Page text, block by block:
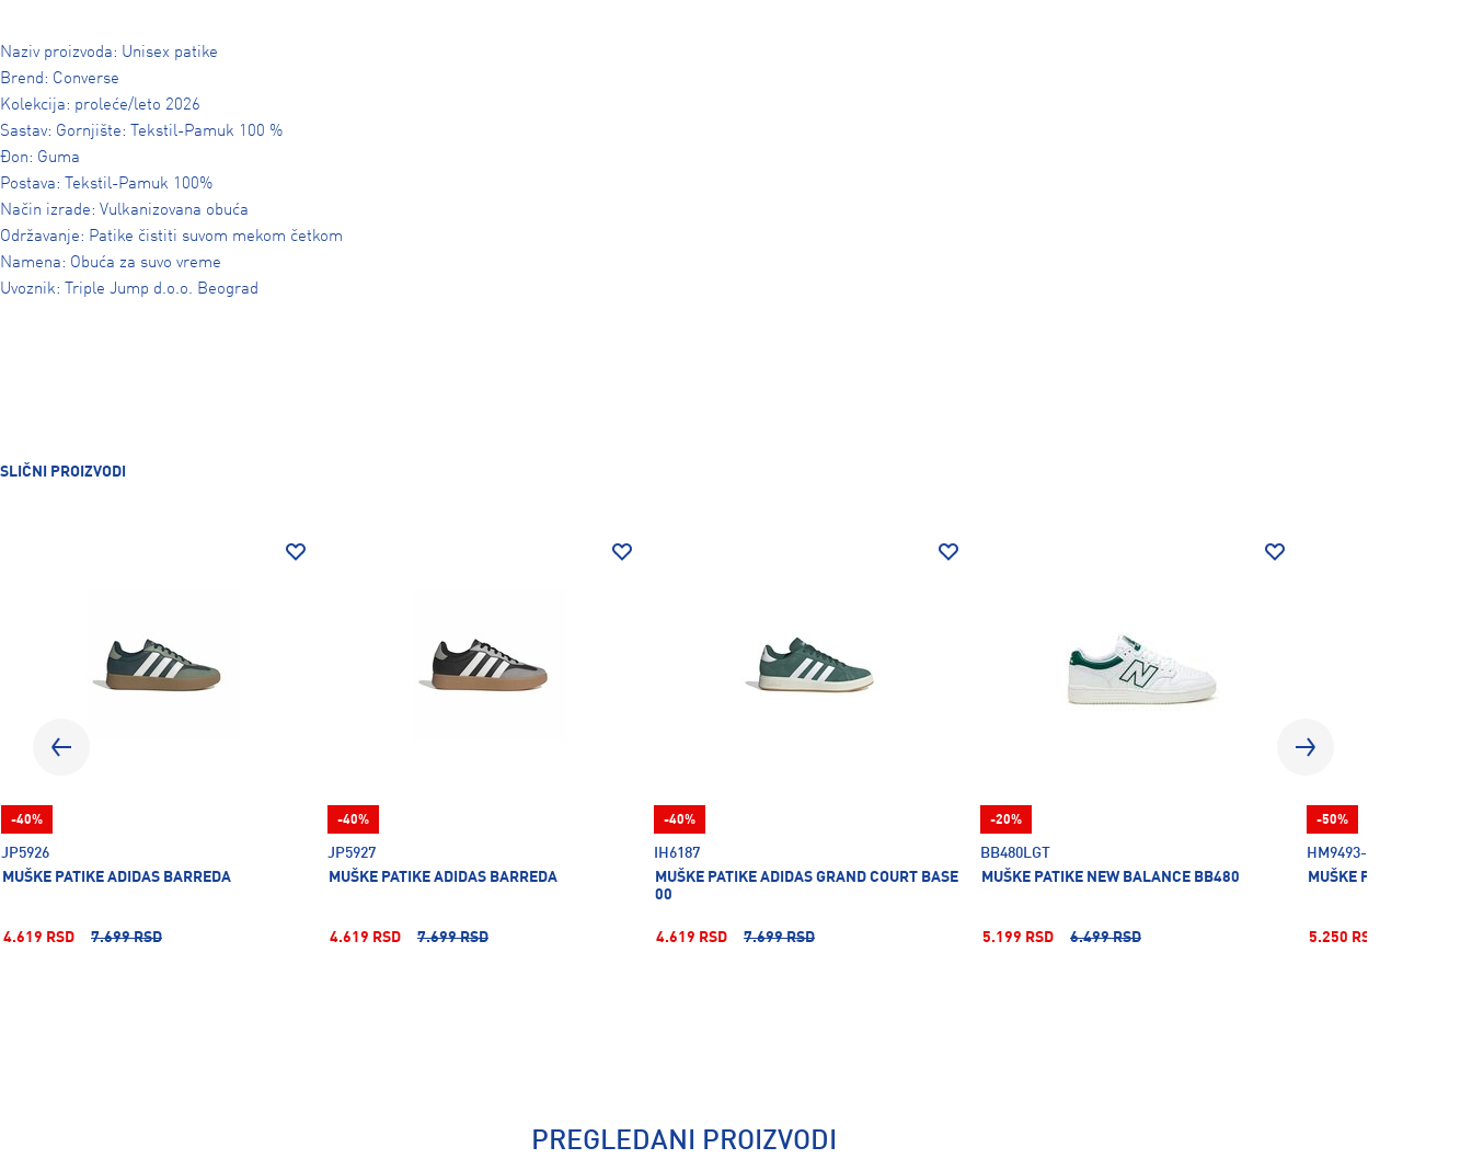
Naziv proizvoda: Unisex patike
Brend: Converse
Kolekcija: proleće/leto 2026
Sastav: Gornjište: Tekstil-Pamuk 100 %
Đon: Guma
Postava: Tekstil-Pamuk 100%
Način izrade: Vulkanizovana obuća
Održavanje: Patike čistiti suvom mekom četkom
Namena: Obuća za suvo vreme
Uvoznik: Triple Jump d.o.o. Beograd
SLIČNI PROIZVODI
JP5926
MUŠKE PATIKE ADIDAS BARREDA
4.619 RSD 7.699 RSD
-40%
JP5927
MUŠKE PATIKE ADIDAS BARREDA
4.619 RSD 7.699 RSD
-40%
IH6187
MUŠKE PATIKE ADIDAS GRAND COURT BASE
00
4.619 RSD 7.699 RSD
-40%
BB480LGT
MUŠKE PATIKE NEW BALANCE BB480
5.199 RSD 6.499 RSD
-20%
HM9493-006
MUŠKE PATIKE NIKE M
5.250 RSD
-50%
PREGLEDANI PROIZVODI